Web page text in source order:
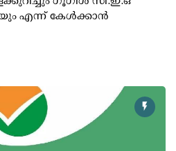
എന്ന് കേൾക്കാൻ